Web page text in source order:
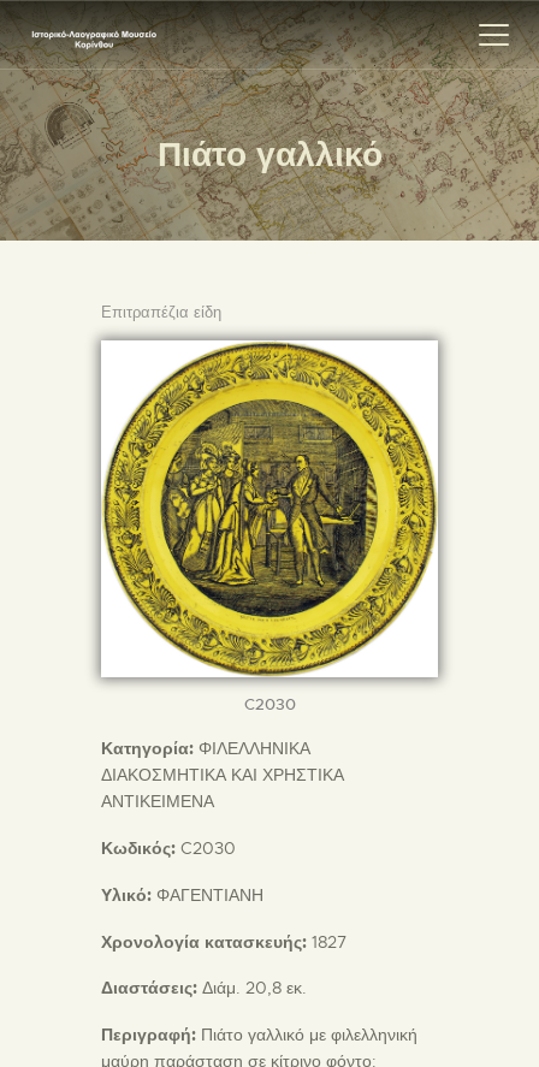
Πιάτο γαλλικό
ΑΡΧΙΚΗ
ΕΚΘΕΣΗ
ΣΧΕΤΙΚΑ
Επιτραπέζια είδη
C2030
Κατηγορία: ΦΙΛΕΛΛΗΝΙΚΑ
ΔΙΑΚΟΣΜΗΤΙΚΑ ΚΑΙ ΧΡΗΣΤΙΚΑ
ΑΝΤΙΚΕΙΜΕΝΑ
Κωδικός: C2030
Υλικό: ΦΑΓΕΝΤΙΑΝΗ
Χρονολογία κατασκευής: 1827
Διαστάσεις: Διάμ. 20,8 εκ.
Περιγραφή: Πιάτο γαλλικό με φιλελληνική
μαύρη παράσταση σε κίτρινο φόντο: